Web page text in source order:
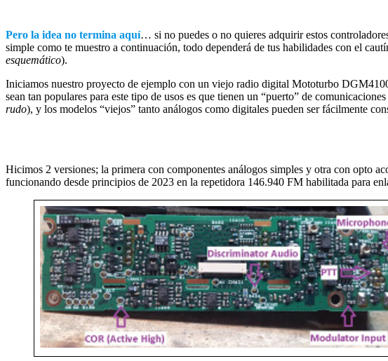
Pero la idea no termina aquí… si no puedes o no quieres adquirir estos
simple como te muestro a continuación, todo dependerá de tus habilidades con el
esquemático).
Iniciamos nuestro proyecto de ejemplo con un viejo radio digital Mototurbo
sean tan populares para este tipo de usos es que tienen un “puerto” de
rudo), y los modelos “viejos” tanto análogos como digitales pueden ser fácilmente
Hicimos 2 versiones; la primera con componentes análogos simples y otra con opto
funcionando desde principios de 2023 en la repetidora 146.940 FM habilitada para